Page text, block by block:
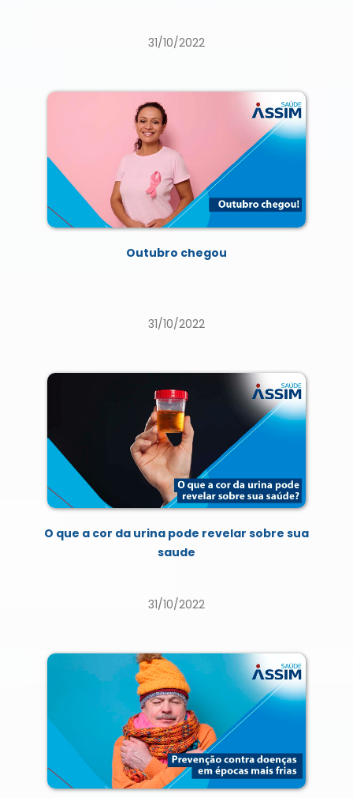
31/10/2022
Outubro chegou
31/10/2022
O que a cor da urina pode revelar sobre sua
saude
31/10/2022